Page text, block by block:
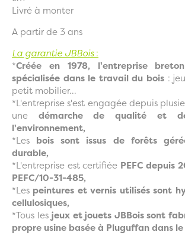
Livré à monter
A partir de 3 ans
La garantie JBBois:
*Créée en 1978, l'entreprise
spécialisée dans le travail du bois :
petit mobilier...
*L'entreprise s'est engagée depuis
une démarche de qualité et
l'environnement,
*Les bois sont issus de forêts
durable,
*L'entreprise est certifiée PEFC depuis
PEFC/10-31-485,
*Les peintures et vernis utilisés sont
cellulosiques,
*Tous les jeux et jouets JBBois sont
propre usine basée à Pluguffan dans